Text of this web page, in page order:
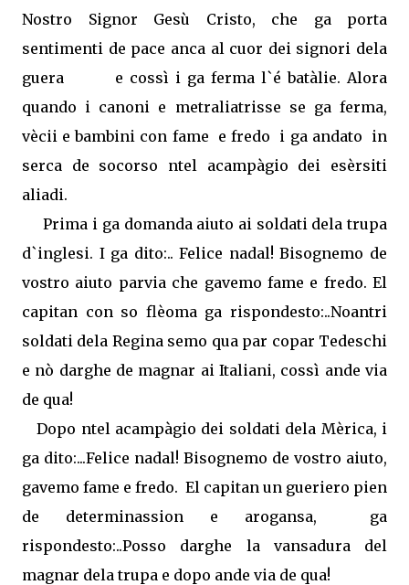
Nostro Signor Gesù Cristo, che ga porta
sentimenti de pace anca al cuor dei signori dela
guera
e cossì i ga ferma l`é batàlie. Alora
quando i canoni e metraliatrisse se ga ferma,
vècii e bambini con fame e fredo i ga andato in
serca de socorso ntel acampàgio dei esèrsiti
aliadi.
Prima i ga domanda aiuto ai soldati dela trupa
d`inglesi. I ga dito:.. Felice nadal! Bisognemo de
vostro aiuto parvia che gavemo fame e fredo. El
capitan con so flèoma ga rispondesto:..Noantri
soldati dela Regina semo qua par copar Tedeschi
e nò darghe de magnar ai Italiani, cossì ande via
de qua!
Dopo ntel acampàgio dei soldati dela Mèrica, i
ga dito:...Felice nadal! Bisognemo de vostro aiuto,
gavemo fame e fredo. El capitan un gueriero pien
de determinassion e arogansa,
ga
rispondesto:..Posso darghe la vansadura del
magnar dela trupa e dopo ande via de qua!